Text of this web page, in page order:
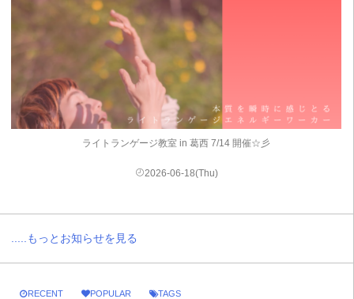
ライトランゲージ教室 in 葛西 7/14 開催☆彡
2026-06-18(Thu)
.....もっとお知らせを見る
RECENT POPULAR TAGS